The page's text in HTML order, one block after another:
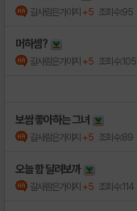
갈사람은가야지 +5 조회수:95
머하셈?
갈사람은가야지 +5 조회수:105
보쌈 좋아하는 그녀
갈사람은가야지 +5 조회수:89
오늘 함 달려보까
갈사람은가야지 +5 조회수:114